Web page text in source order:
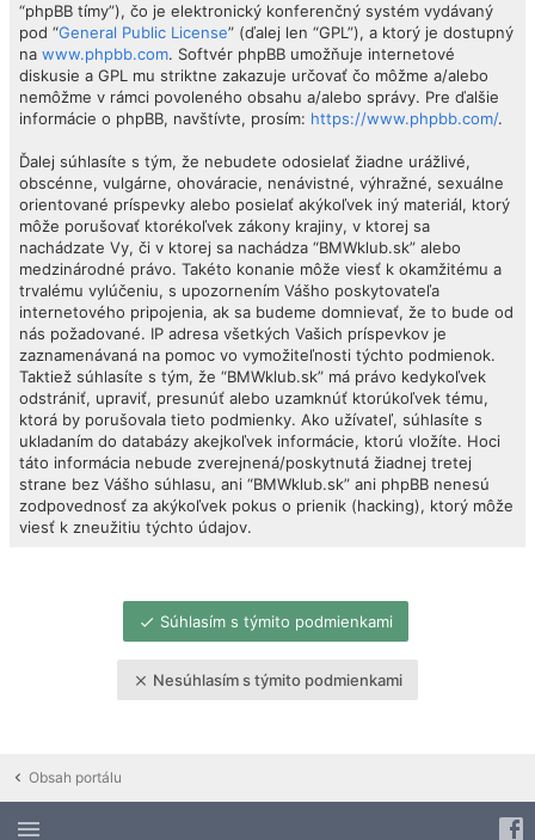
“phpBB tímy”), čo je elektronický konferenčný systém vydávaný
pod “General Public License” (ďalej len “GPL”), a ktorý je dostupný
na www.phpbb.com. Softvér phpBB umožňuje internetové
diskusie a GPL mu striktne zakazuje určovať čo môžme a/alebo
nemôžme v rámci povoleného obsahu a/alebo správy. Pre ďalšie
informácie o phpBB, navštívte, prosím: https://www.phpbb.com/.
Ďalej súhlasíte s tým, že nebudete odosielať žiadne urážlivé,
obscénne, vulgárne, ohováracie, nenávistné, výhražné, sexuálne
orientované príspevky alebo posielať akýkoľvek iný materiál, ktorý
môže porušovať ktorékoľvek zákony krajiny, v ktorej sa
nachádzate Vy, či v ktorej sa nachádza “BMWklub.sk” alebo
medzinárodné právo. Takéto konanie môže viesť k okamžitému a
trvalému vylúčeniu, s upozornením Vášho poskytovateľa
internetového pripojenia, ak sa budeme domnievať, že to bude od
nás požadované. IP adresa všetkých Vašich príspevkov je
zaznamenávaná na pomoc vo vymožiteľnosti týchto podmienok.
Taktiež súhlasíte s tým, že “BMWklub.sk” má právo kedykoľvek
odstrániť, upraviť, presunúť alebo uzamknúť ktorúkoľvek tému,
ktorá by porušovala tieto podmienky. Ako užívateľ, súhlasíte s
ukladaním do databázy akejkoľvek informácie, ktorú vložíte. Hoci
táto informácia nebude zverejnená/poskytnutá žiadnej tretej
strane bez Vášho súhlasu, ani “BMWklub.sk” ani phpBB nenesú
zodpovednosť za akýkoľvek pokus o prienik (hacking), ktorý môže
viesť k zneužitiu týchto údajov.
Súhlasím s týmito podmienkami
Nesúhlasím s týmito podmienkami
Obsah portálu